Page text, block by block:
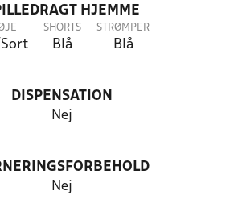
HJEMME
SHORTS
Blå
STRØMPER
Blå
DISPENSATION
Nej
Nej